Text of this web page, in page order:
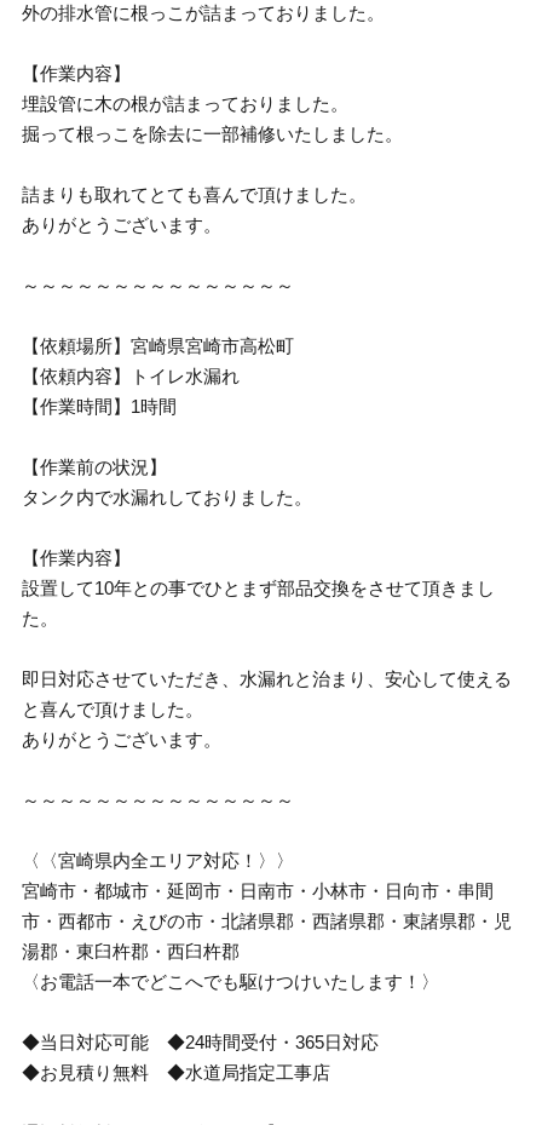
外の排水管に根っこが詰まっておりました。
【作業内容】
埋設管に木の根が詰まっておりました。
掘って根っこを除去に一部補修いたしました。
詰まりも取れてとても喜んで頂けました。
ありがとうございます。
～～～～～～～～～～～～～～～
【依頼場所】宮崎県宮崎市高松町
【依頼内容】トイレ水漏れ
【作業時間】1時間
【作業前の状況】
タンク内で水漏れしておりました。
【作業内容】
設置して10年との事でひとまず部品交換をさせて頂きまし
た。
即日対応させていただき、水漏れと治まり、安心して使える
と喜んで頂けました。
ありがとうございます。
～～～～～～～～～～～～～～～
〈〈宮崎県内全エリア対応！〉〉
宮崎市・都城市・延岡市・日南市・小林市・日向市・串間
市・西都市・えびの市・北諸県郡・西諸県郡・東諸県郡・児
湯郡・東臼杵郡・西臼杵郡
〈お電話一本でどこへでも駆けつけいたします！〉
◆当日対応可能 ◆24時間受付・365日対応
◆お見積り無料 ◆水道局指定工事店